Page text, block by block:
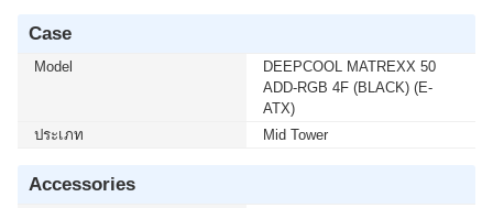
Case
Model
DEEPCOOL MATREXX 50
ADD-RGB 4F (BLACK) (E-
ATX)
ประเภท
Mid Tower
Accessories